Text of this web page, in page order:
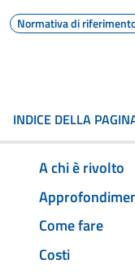
Normativa di
INDICE DELLA
A chi è rivolto
Come fare
Costi